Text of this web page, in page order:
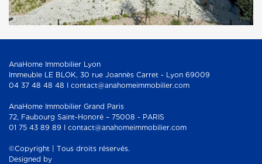
AnaHome Immobilier Lyon
Immeuble LE BLOK, 30 rue Joannès Carret - Lyon 69009
04 37 48 48 48 I contact@anahomeimmobilier.com
AnaHome Immobilier Grand Paris
72, Faubourg Saint-Honoré – 75008 - PARIS
01 75 43 89 89 I contact@anahomeimmobilier.com
©Copyright | Tous droits réservés.
Designed by